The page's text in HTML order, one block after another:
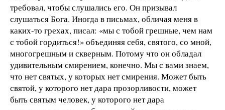
требовал, чтобы слушались его. Он призывал
слушаться Бога. Иногда в письмах, обличая меня в
каких-то грехах, писал: «мы с тобой грешные, чем нам
с тобой гордиться!» объединяя себя, святого, со мной,
многогрешным и скверным. Потому что он обладал
удивительным смирением, конечно. Мы с вами знаем,
что нет святых, у которых нет смирения. Может быть
святой, у которого нет дара прозорливости, может
быть святым человек, у которого нет дара